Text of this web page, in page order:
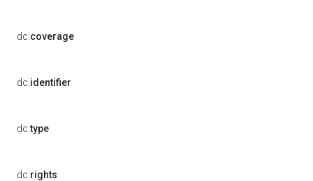
dc:coverage
dc:identifier
dc:type
dc:rights